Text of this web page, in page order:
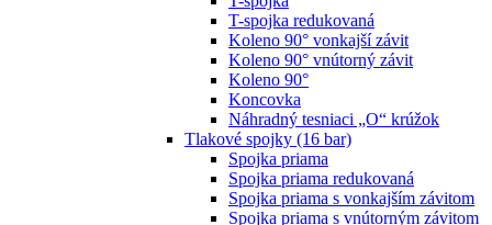
T-spojka redukovaná
Koleno 90° vonkajší závit
Koleno 90° vnútorný závit
Koleno 90°
Koncovka
Náhradný tesniaci „O“ krúžok
Tlakové spojky (16 bar)
Spojka priama
Spojka priama redukovaná
Spojka priama s vonkajším závitom
Spojka priama s vnútorným závitom